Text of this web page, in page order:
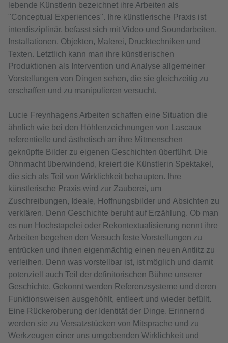
lebende Künstlerin bezeichnet ihre Arbeiten als
"Conceptual Experiences". Ihre künstlerische Praxis ist
interdisziplinär, befasst sich mit Video und Soundarbeiten,
Installationen, Objekten, Malerei, Drucktechniken und
Texten. Letztlich kann man ihre künstlerischen
Produktionen als Intervention und Analyse allgemeiner
Vorstellungen von Dingen sehen, die sie gleichzeitig zu
erschaffen und zu manipulieren versucht.
Lucie Freynhagens Arbeiten schaffen eine Situation die
ähnlich wie bei den Höhlenzeichnungen von Lascaux
referentielle und ästhetisch an ihre Mitmenschen
geknüpfte Bilder zu eigenen Geschichten überführt. Die
Ohnmacht überwindend, kreiert die Künstlerin Spektakel,
die sich als Teil von Wirklichkeit behaupten. Ihre
künstlerische Praxis wird zur Zauberei, um
Zuschreibungen, Ideale, Hoffnungsbilder und Absichten zu
verklären. Denn Geschichte beruht auf Erzählung. Ob man
es nun Hochstapelei oder Rekontextualisierung nennt ihre
Arbeiten begehen den Versuch feste Vorstellungen zu
entrücken und ihnen eigenmächtig einen neuen Antlitz zu
verleihen. Denn was vorstellbar ist, ist möglich und damit
potenziell auch Teil der definitorischen Bühne unserer
Geschichte. Gekonnt werden Referenzsysteme und deren
Funktionsweisen ausgehöhlt, entleert und wieder befüllt.
Eine Rückeroberung der Identität der Dinge. Erinnernd
werden sie zu Versatzstücken von Mitsprache und zu
Werkzeugen einer uns umgebenden Wirklichkeit und